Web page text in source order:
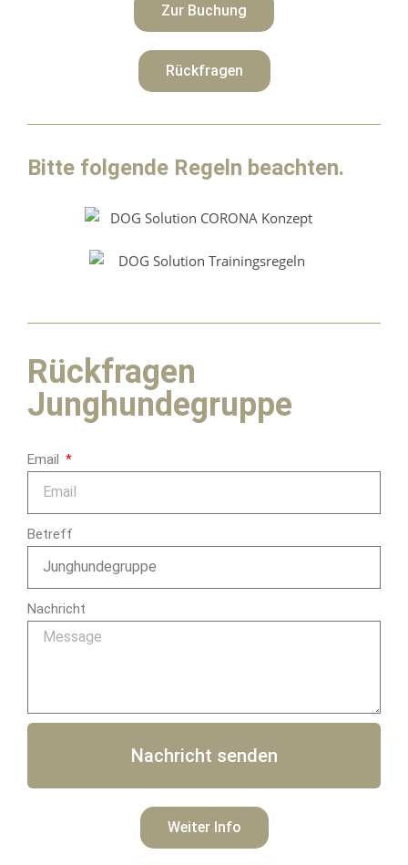
Zur Buchung
Rückfragen
Bitte folgende Regeln beachten.
Rückfragen
Junghundegruppe
Email
Betreff
Nachricht
Nachricht senden
Weiter Info